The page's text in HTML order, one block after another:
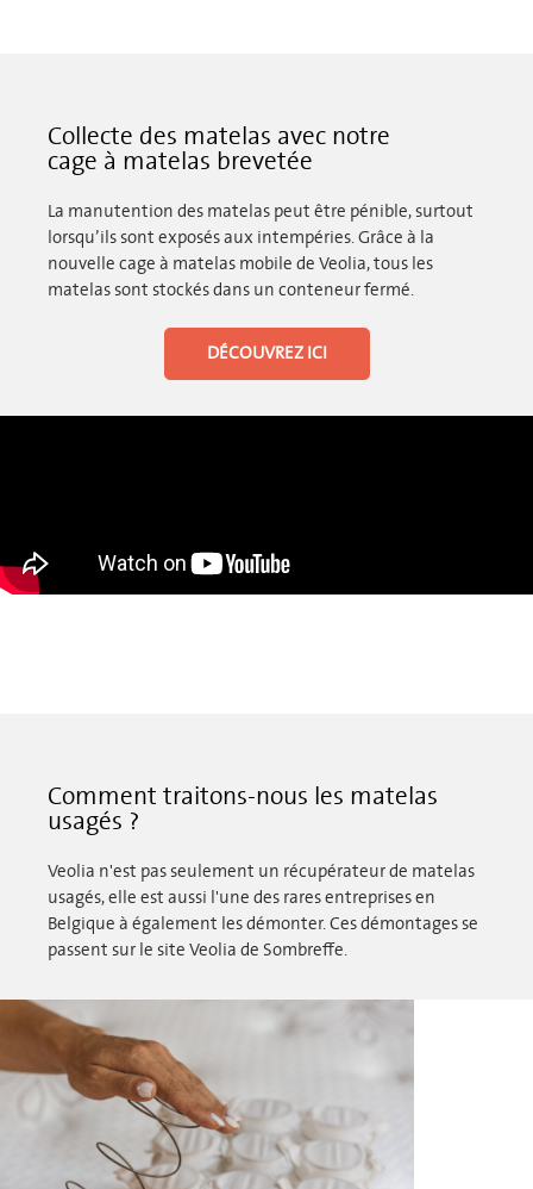
Collecte des matelas avec notre
cage à matelas brevetée
La manutention des matelas peut être pénible, surtout
lorsqu’ils sont exposés aux intempéries. Grâce à la
nouvelle cage à matelas mobile de Veolia, tous les
matelas sont stockés dans un conteneur fermé.
DÉCOUVREZ ICI
Comment traitons-nous les matelas
usagés ?
Veolia n'est pas seulement un récupérateur de matelas
usagés, elle est aussi l'une des rares entreprises en
Belgique à également les démonter. Ces démontages se
passent sur le site Veolia de Sombreffe.